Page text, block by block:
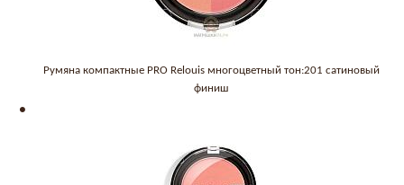
Румяна компактные PRO Relouis многоцветный тон:201 сатиновый
финиш